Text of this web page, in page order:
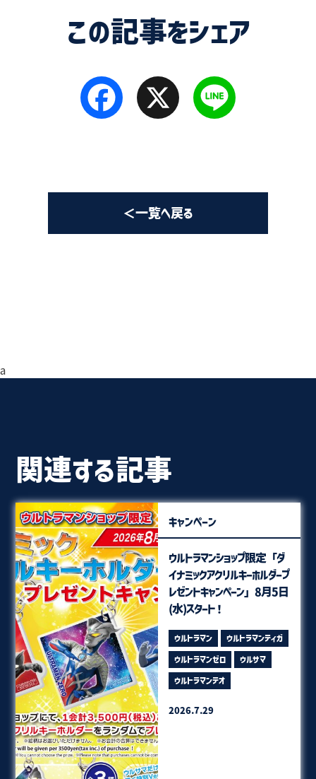
この記事をシェア
Facebook
＜一覧へ戻る
a
関連する記事
キャンペーン
ウルトラマンショップ限定「ダ
イナミックアクリルキーホルダープ
レゼントキャンペーン」8月5日
(水)スタート！
ウルトラマン
ウルトラマンティガ
ウルトラマンゼロ
ウルサマ
ウルトラマンテオ
2026.7.29